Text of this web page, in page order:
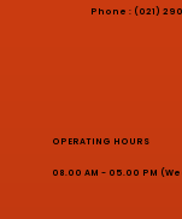
Phone : (021)
OPERATING HOURS
08.00 AM - 05.00 PM